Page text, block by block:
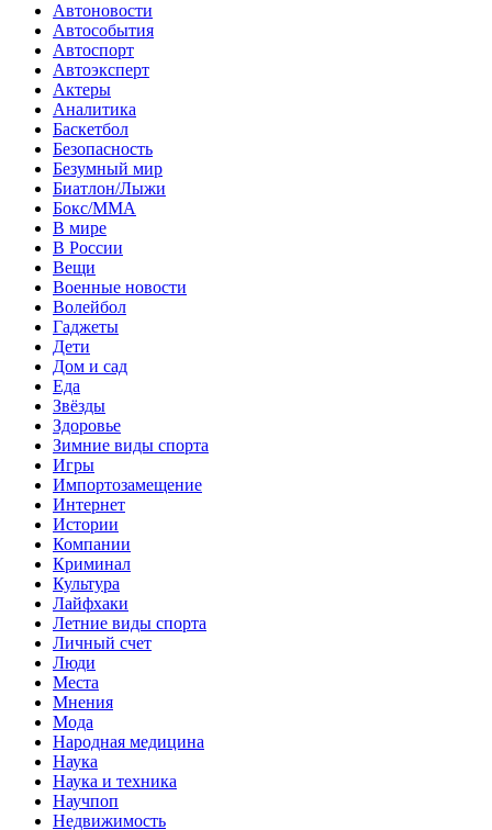
Автоновости
Автособытия
Автоспорт
Автоэксперт
Актеры
Аналитика
Баскетбол
Безопасность
Безумный мир
Биатлон/Лыжи
Бокс/MMA
В мире
В России
Вещи
Военные новости
Волейбол
Гаджеты
Дети
Дом и сад
Еда
Звёзды
Здоровье
Зимние виды спорта
Игры
Импортозамещение
Интернет
Истории
Компании
Криминал
Культура
Лайфхаки
Летние виды спорта
Личный счет
Люди
Места
Мнения
Мода
Народная медицина
Наука
Наука и техника
Научпоп
Недвижимость